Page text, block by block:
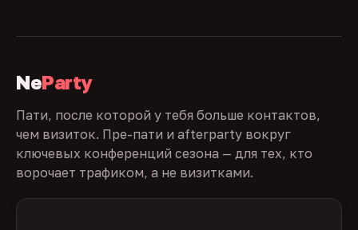
NeParty
Пати, после которой у тебя больше контактов,
чем визиток. Пре-пати и afterparty вокруг
ключевых конференций сезона — для тех, кто
ворочает трафиком, а не визитками.